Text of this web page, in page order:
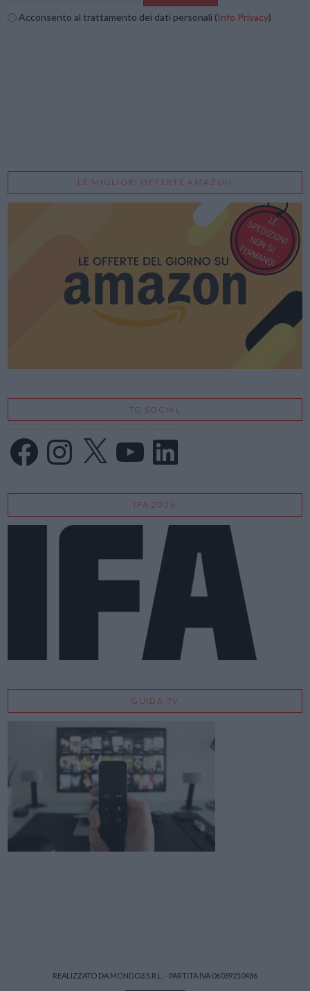
Acconsento al trattamento dei dati personali (Info Privacy)
LE MIGLIORI OFFERTE AMAZON
TG SOCIAL
FacebookInstagram
X LinkedIn
IFA 2026
GUIDA TV
REALIZZATO DA MONDO3 S.R.L. - PARTITA IVA 06039210486